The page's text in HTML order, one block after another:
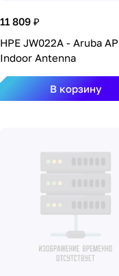
11 809 ₽
HPE JW022A - Aruba AP
Indoor Antenna
В корзину